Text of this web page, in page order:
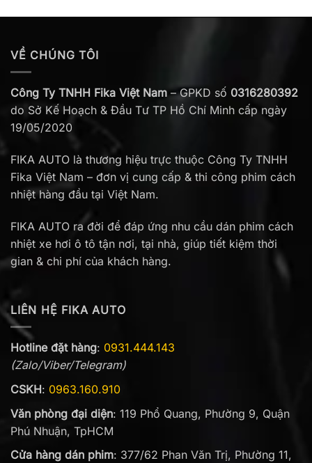
VỀ CHÚNG TÔI
Công Ty TNHH Fika Việt Nam – GPKD số 0316280392
do Sở Kế Hoạch & Đầu Tư TP Hồ Chí Minh cấp ngày
19/05/2020
FIKA AUTO là thương hiệu trực thuộc Công Ty TNHH
Fika Việt Nam – đơn vị cung cấp & thi công phim cách
nhiệt hàng đầu tại Việt Nam.
FIKA AUTO ra đời để đáp ứng nhu cầu dán phim cách
nhiệt xe hơi ô tô tận nơi, tại nhà, giúp tiết kiệm thời
gian & chi phí của khách hàng.
LIÊN HỆ FIKA AUTO
Hotline đặt hàng: 0931.444.143
(Zalo/Viber/Telegram)
CSKH: 0963.160.910
Văn phòng đại diện: 119 Phổ Quang, Phường 9, Quận
Phú Nhuận, TpHCM
Cửa hàng dán phim: 377/62 Phan Văn Trị, Phường 11,